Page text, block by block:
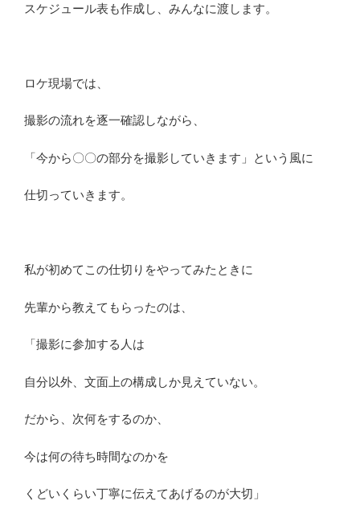
スケジュール表も作成し、みんなに渡します。
ロケ現場では、
撮影の流れを逐一確認しながら、
「今から〇〇の部分を撮影していきます」という風に
仕切っていきます。
私が初めてこの仕切りをやってみたときに
先輩から教えてもらったのは、
「撮影に参加する人は
自分以外、文面上の構成しか見えていない。
だから、次何をするのか、
今は何の待ち時間なのかを
くどいくらい丁寧に伝えてあげるのが大切」